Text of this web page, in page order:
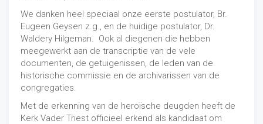
We danken heel speciaal onze eerste postulator, Br.
Eugeen Geysen z.g., en de huidige postulator, Dr.
Waldery Hilgeman. Ook al diegenen die hebben
meegewerkt aan de transcriptie van de vele
documenten, de getuigenissen, de leden van de
historische commissie en de archivarissen van de
congregaties.
Met de erkenning van de heroïsche deugden heeft de
Kerk Vader Triest officieel erkend als kandidaat om